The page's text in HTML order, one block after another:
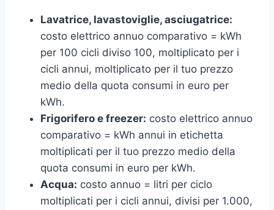
Lavatrice, lavastoviglie, asciugatrice:
costo elettrico annuo comparativo = kWh
per 100 cicli diviso 100, moltiplicato per i
cicli annui, moltiplicato per il tuo prezzo
medio della quota consumi in euro per
kWh.
Frigorifero e freezer: costo elettrico annuo
comparativo = kWh annui in etichetta
moltiplicati per il tuo prezzo medio della
quota consumi in euro per kWh.
Acqua: costo annuo = litri per ciclo
moltiplicati per i cicli annui, divisi per 1.000,